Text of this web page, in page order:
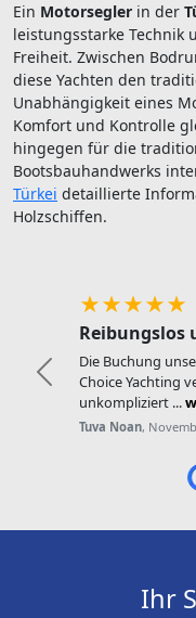
Ein Motorsegler in der
leistungsstarke Technik
Freiheit. Zwischen
diese Yachten den
Unabhängigkeit eines
Komfort und Kontrolle
hingegen für die
Bootsbauhandwerks
Türkei detaillierte
Holzschiffen.
★★★★★
Die Buchung
Choice Yachting
unkompliziert ...
Tuva Noan,
Zurück
Ihr